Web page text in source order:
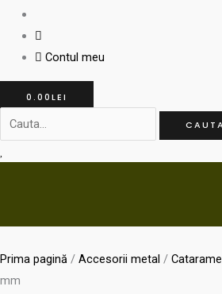
Contul meu
0.00 LEI
CAUTA
Prima pagină / Accesorii metal /
mm